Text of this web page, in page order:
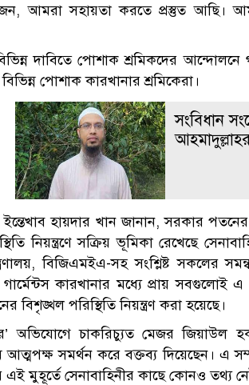
আমরা সহায়তা করতে প্রস্তুত আছি।
দাবিতে পোশাক শ্রমিকদের আন্দোলনে
পোশাক কারখানার শ্রমিকেরা।
সংবিধান
হায়দার খান জানান, সরকার
নিয়ন্ত্রণে সক্রিয় ভূমিকা রেখেছে
বিজিএমইএ-সহ সংশ্লিষ্ট সকলের
কারখানার মধ্যে প্রায় সবগুলোই
বিশৃঙ্খল পরিস্থিতি নিয়ন্ত্রণ করা হয়েছে।
অভিযোগে চাকরিচ্যুত মেজর জিয়াউল
আত্মপক্ষ সমর্থন করে বক্তব্য দিয়েছেন। এ
মুহূর্তে সেনাবাহিনীর কাছে কোনও তথ্য